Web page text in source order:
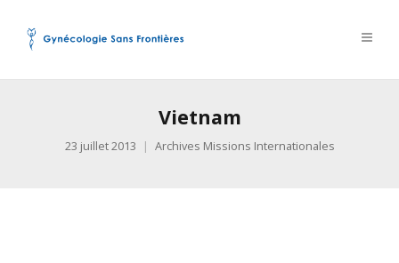
Vietnam
23 juillet 2013 Archives Missions Internationales